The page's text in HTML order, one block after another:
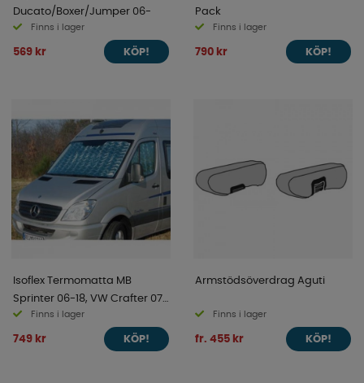
Ducato/Boxer/Jumper 06-
Finns i lager
569 kr KÖP!
Pack
Finns i lager
790 kr KÖP!
Isoflex Termomatta MB
Sprinter 06-18, VW Crafter 07-
18
Finns i lager
749 kr KÖP!
Armstödsöverdrag Aguti
Finns i lager
fr. 455 kr KÖP!